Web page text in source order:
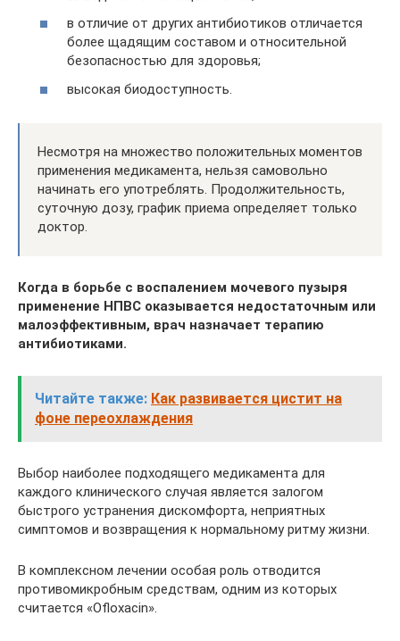
в отличие от других антибиотиков отличается
более щадящим составом и относительной
безопасностью для здоровья;
высокая биодоступность.
Несмотря на множество положительных моментов
применения медикамента, нельзя самовольно
начинать его употреблять. Продолжительность,
суточную дозу, график приема определяет только
доктор.
Когда в борьбе с воспалением мочевого пузыря
применение НПВС оказывается недостаточным или
малоэффективным, врач назначает терапию
антибиотиками.
Читайте также: Как развивается цистит на
фоне переохлаждения
Выбор наиболее подходящего медикамента для
каждого клинического случая является залогом
быстрого устранения дискомфорта, неприятных
симптомов и возвращения к нормальному ритму жизни.
В комплексном лечении особая роль отводится
противомикробным средствам, одним из которых
считается «Ofloxacin».